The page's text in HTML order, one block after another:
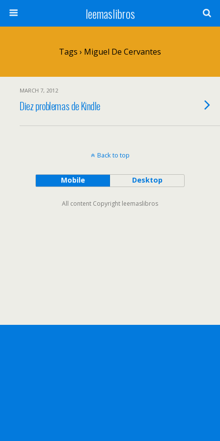
leemaslibros
Tags › Miguel De Cervantes
MARCH 7, 2012
Diez problemas de Kindle
Back to top
Mobile Desktop
All content Copyright leemaslibros